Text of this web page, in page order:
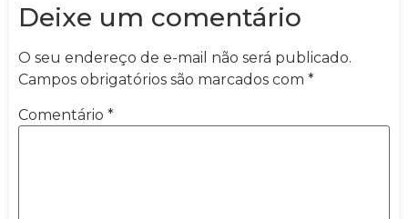
Deixe um comentário
O seu endereço de e-mail não será publicado.
Campos obrigatórios são marcados com *
Comentário *